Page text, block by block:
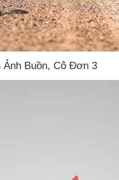
Ảnh Buồn, Cô Đơn 3